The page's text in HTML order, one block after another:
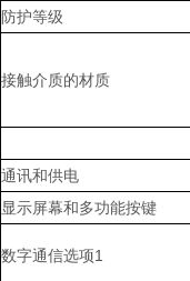
防护等级
接触介质的材质
通讯和供电
显示屏幕和多功能按键
数字通信选项1